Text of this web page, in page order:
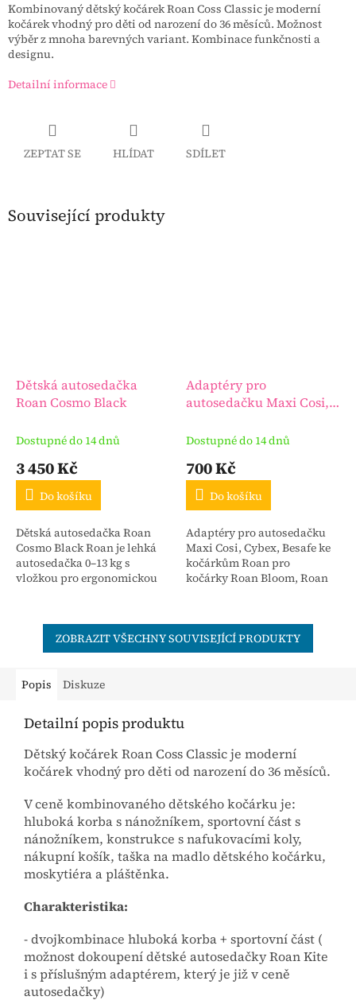
Kombinovaný dětský kočárek Roan Coss Classic je moderní
kočárek vhodný pro děti od narození do 36 měsíců. Možnost
výběr z mnoha barevných variant. Kombinace funkčnosti a
designu.
Detailní informace
ZEPTAT SE HLÍDAT SDÍLET
Související produkty
Dětská autosedačka
Roan Cosmo Black
Dostupné do 14 dnů
3 450 Kč
Do košíku
Dětská autosedačka Roan
Cosmo Black Roan je lehká
autosedačka 0–13 kg s
vložkou pro ergonomickou
kompatibilitou s Isofix IQ.
Adaptéry pro
autosedačku Maxi Cosi,
kočárkům Roan
Dostupné do 14 dnů
700 Kč
Do košíku
Adaptéry pro autosedačku
Maxi Cosi, Cybex, Besafe ke
kočárkům Roan pro
kočárky Roan Bloom, Roan
ZOBRAZIT VŠECHNY SOUVISEJÍCÍ PRODUKTY
Popis Diskuze
Detailní popis produktu
Dětský kočárek Roan Coss Classic je moderní
kočárek vhodný pro děti od narození do 36 měsíců.
V ceně kombinovaného dětského kočárku je:
hluboká korba s nánožníkem, sportovní část s
nánožníkem, konstrukce s nafukovacími koly,
nákupní košík, taška na madlo dětského kočárku,
moskytiéra a pláštěnka.
Charakteristika:
- dvojkombinace hluboká korba + sportovní část (
možnost dokoupení dětské autosedačky Roan Kite
i s příslušným adaptérem, který je již v ceně
autosedačky)